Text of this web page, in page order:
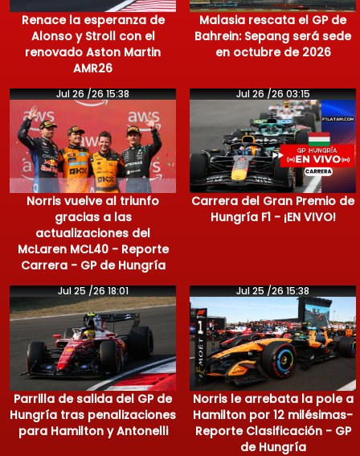
Renace la esperanza de
Alonso y Stroll con el
renovado Aston Martin
AMR26
Malasia rescata el GP de
Bahrein: Sepang será sede
en octubre de 2026
Jul 26 /26 15:38
Norris vuelve al triunfo
gracias a las
actualizaciones del
McLaren MCL40 - Reporte
Carrera - GP de Hungría
Jul 26 /26 03:15
Carrera del Gran Premio de
Hungría F1 - ¡EN VIVO!
Jul 25 /26 18:01
Parrilla de salida del GP de
Hungría tras penalizaciones
para Hamilton y Antonelli
Jul 25 /26 15:38
Norris le arrebata la pole a
Hamilton por 12 milésimas-
Reporte Clasificación - GP
de Hungría